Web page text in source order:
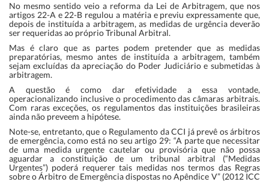
No mesmo sentido veio a reforma da Lei de Arbitragem, que nos
artigos 22-A e 22-B regulou a matéria e previu expressamente que,
depois de instituída a arbitragem, as medidas de urgência deverão
ser requeridas ao próprio Tribunal Arbitral.
Mas é claro que as partes podem pretender que as medidas
preparatórias, mesmo antes de instituída a arbitragem, também
sejam excluídas da apreciação do Poder Judiciário e submetidas à
arbitragem.
A questão é como dar efetividade a essa vontade,
operacionalizando inclusive o procedimento das câmaras arbitrais.
Com raras exceções, os regulamentos das instituições brasileiras
ainda não preveem a hipótese.
Note-se, entretanto, que o Regulamento da CCI já prevê os árbitros
de emergência, como está no seu artigo 29: “A parte que necessitar
de uma medida urgente cautelar ou provisória que não possa
aguardar a constituição de um tribunal arbitral (“Medidas
Urgentes”) poderá requerer tais medidas nos termos das Regras
sobre o Árbitro de Emergência dispostas no Apêndice V” (2012 ICC